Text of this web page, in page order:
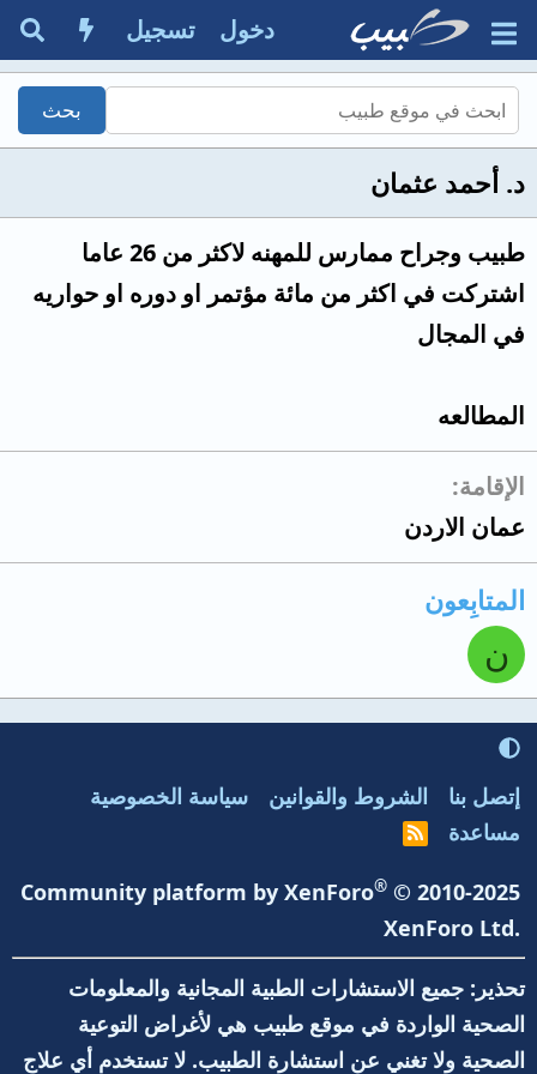
دخول تسجيل
د. أحمد عثمان
طبيب وجراح ممارس للمهنه لاكثر من 26 عاما
اشتركت في اكثر من مائة مؤتمر او دوره او حواريه
في المجال
المطالعه
الإقامة
عمان الاردن
المتابِعون
ن
إتصل بنا الشروط والقوانين
سياسة الخصوصية
مساعدة
R
S
Community platform by XenForo® © 2010-2025
XenForo Ltd.
تحذير: جميع الاستشارات الطبية المجانية والمعلومات
الصحية الواردة في موقع طبيب هي لأغراض التوعية
الصحية ولا تغني عن استشارة الطبيب. لا تستخدم أي علاج